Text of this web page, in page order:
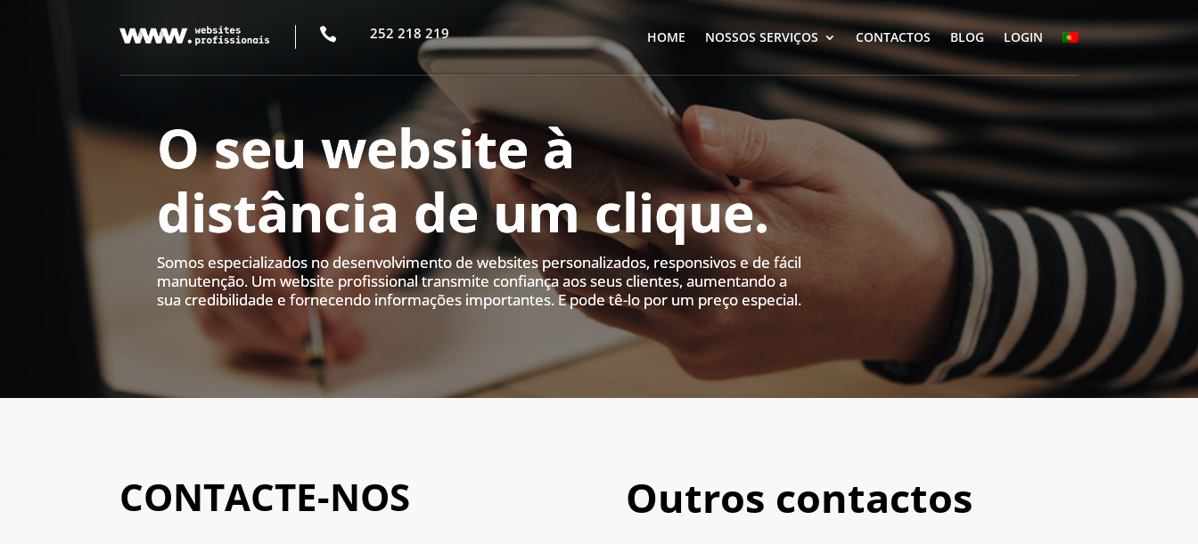
 252 218 219 HOME NOSSOS SERVIÇOS CONTACTOS BLOG LOGIN
O seu website à
distância de um clique.
Somos especializados no desenvolvimento de websites personalizados, responsivos e de fácil
manutenção. Um website profissional transmite confiança aos seus clientes, aumentando a
sua credibilidade e fornecendo informações importantes. E pode tê-lo por um preço especial.
CONTACTE-NOS Outros contactos